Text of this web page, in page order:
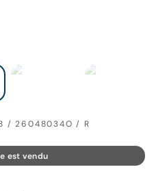
/ 26048034O / R
est vendu